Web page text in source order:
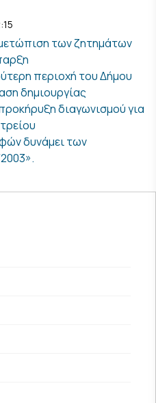
των ζητημάτων
περιοχή του Δήμου
δημιουργίας
διαγωνισμού για
δυνάμει των